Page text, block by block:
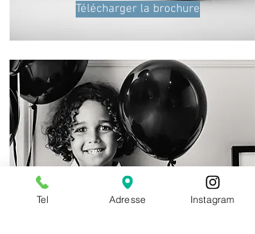
Télécharger la brochure
Tel Adresse Instagram